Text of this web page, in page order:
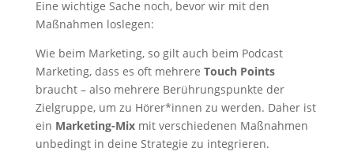
Eine wichtige Sache noch, bevor wir mit den
Maßnahmen loslegen:
Wie beim Marketing, so gilt auch beim Podcast
Marketing, dass es oft mehrere Touch Points
braucht – also mehrere Berührungspunkte der
Zielgruppe, um zu Hörer*innen zu werden. Daher ist
ein Marketing-Mixmit verschiedenen Maßnahmen
unbedingt in deine Strategie zu integrieren.